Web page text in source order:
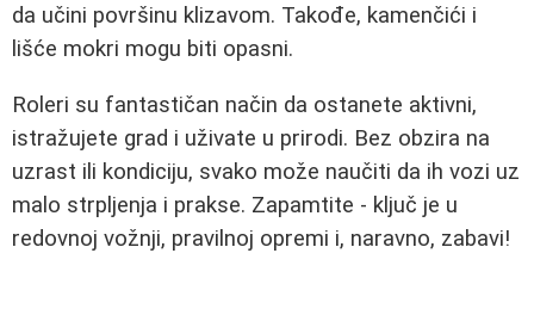
da učini površinu klizavom. Takođe, kamenčići i
lišće mokri mogu biti opasni.
Roleri su fantastičan način da ostanete aktivni,
istražujete grad i uživate u prirodi. Bez obzira na
uzrast ili kondiciju, svako može naučiti da ih vozi uz
malo strpljenja i prakse. Zapamtite - ključ je u
redovnoj vožnji, pravilnoj opremi i, naravno, zabavi!